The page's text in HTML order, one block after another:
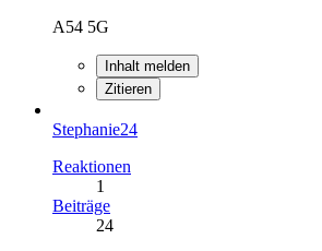
A54 5G
Inhalt melden
Zitieren
Stephanie24
Reaktionen
1
Beiträge
24